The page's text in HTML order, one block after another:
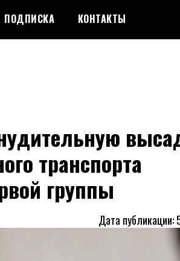
ПОДПИСКА КОНТАКТЫ
транспорта
группы
Дата